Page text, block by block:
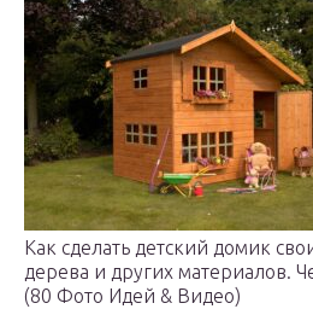
Как сделать детский домик
дерева и других материалов.
(80 Фото Идей & Видео)